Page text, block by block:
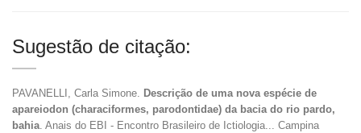
Sugestão de citação:
PAVANELLI, Carla Simone. Descrição de uma nova espécie de
apareiodon (characiformes, parodontidae) da bacia do rio pardo,
bahia . Anais do EBI - Encontro Brasileiro de Ictiologia... Campina